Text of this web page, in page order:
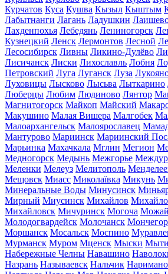
Курчатов Куса Кушва Кызыл Кыштым
Лабытнанги Лагань Ладушкин
Лахденпохья Лебедянь Лениногорск
Кузнецкий Ленск Лермонтов Лесной
Лесосибирск Ливны Ликино-Дулёво
Лисичанск Лиски Лихославль Лобня
Петровский Луга Луганск Луза
Луховицы Лысково Лысьва Лыткарино
Люберцы Любим Людиново Лянтор
Магнитогорск Майкоп Майский
Макушино Малая Вишера Малгобек
Малоархангельск Малоярославец
Мантурово Мариинск Мариинский
Марьинка Махачкала Мглин Мегион
Медногорск Медынь Межгорье
Меленки Мелеуз Мелитополь
Мещовск Миасс Миколаївка Микунь
Минеральные Воды Минусинск
Мирный Миусинск Михайлов
Михайловск Мичуринск Могоча
Молодогвардейск Молочанск
Моршанск Мосальск Моспино
Мурманск Муром Мценск Мыски
Набережные Челны Навашино
Назрань Называевск Нальчик